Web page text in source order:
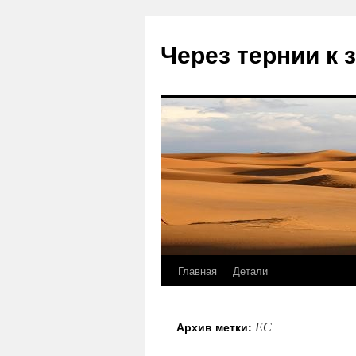
Через тернии к
Перейти
содержимому
Главная Детали
Архив метки: ЕС